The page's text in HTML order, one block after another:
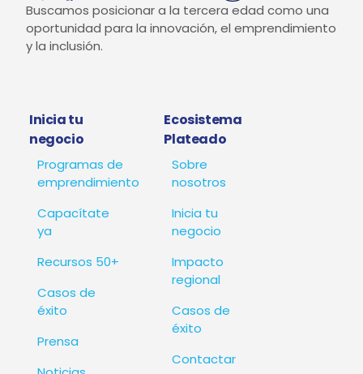
Buscamos posicionar a la tercera edad como una
oportunidad para la innovación, el emprendimiento
y la inclusión.
Inicia tu
negocio
Programas de
emprendimiento
Capacítate
ya
Recursos 50+
Casos de
éxito
Prensa
Ecosistema
Plateado
Sobre
nosotros
Inicia tu
negocio
Impacto
regional
Casos de
éxito
Contactar